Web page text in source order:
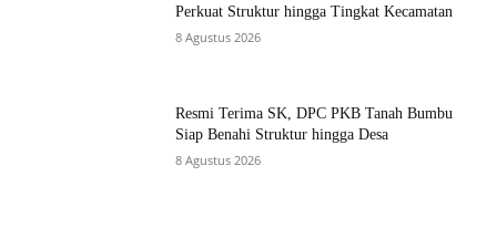
Perkuat Struktur hingga Tingkat Kecamatan
8 Agustus 2026
Resmi Terima SK, DPC PKB Tanah Bumbu
Siap Benahi Struktur hingga Desa
8 Agustus 2026